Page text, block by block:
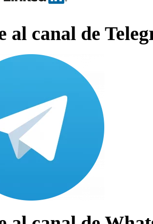
al canal de